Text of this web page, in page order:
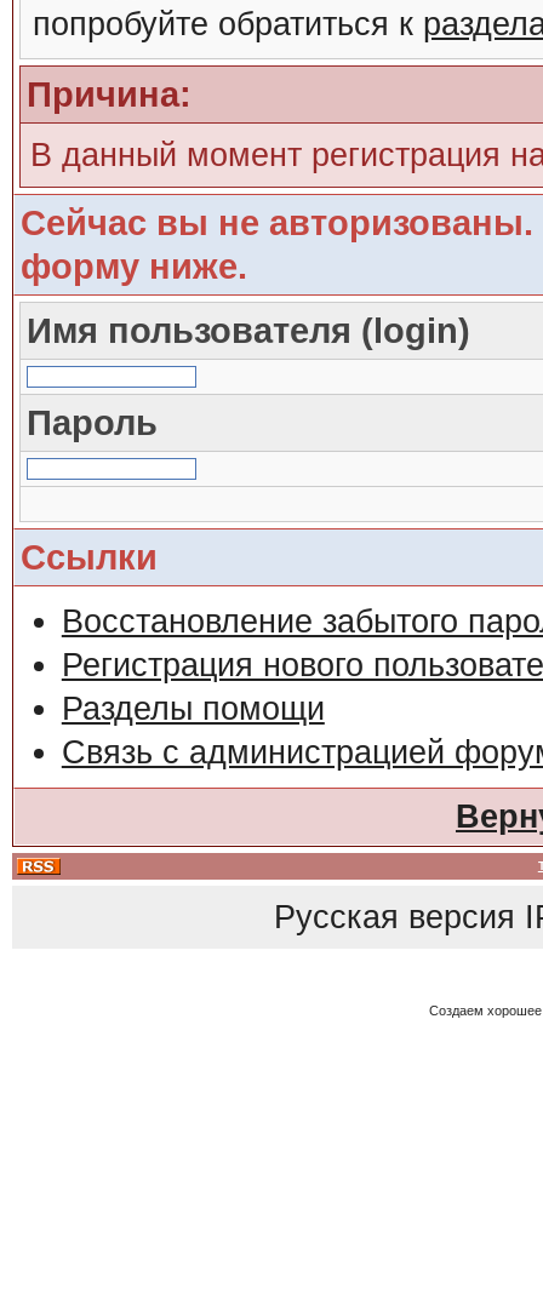
попробуйте обратиться к
Причина:
В данный момент регистрация
Сейчас вы не авторизованы.
форму ниже.
Имя пользователя (login)
Пароль
Ссылки
Восстановление забытого
Регистрация нового
Разделы помощи
Связь с администрацией
Русская версия
Создаем